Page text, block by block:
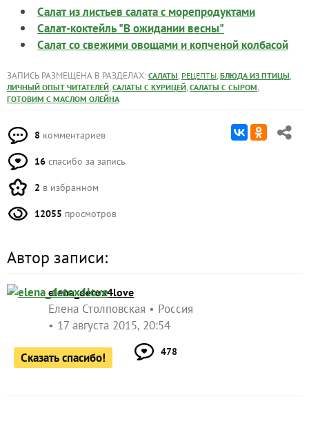
Салат из листьев салата с морепродуктами
Салат-коктейль "В ожидании весны"
Салат со свежими овощами и копченой колбасой
ЗАПИСЬ РАЗМЕЩЕНА В РАЗДЕЛАХ: САЛАТЫ, РЕЦЕПТЫ, БЛЮДА ИЗ ПТИЦЫ,
ЛИЧНЫЙ ОПЫТ ЧИТАТЕЛЕЙ, САЛАТЫ С КУРИЦЕЙ, САЛАТЫ С СЫРОМ,
ГОТОВИМ С МАСЛОМ ОЛЕЙНА
8 комментариев
16 спасибо за запись
2 в избранном
12055 просмотров
Автор записи:
elena_detox4love
Елена Столповская
Россия
17 августа 2015, 20:54
Сказать спасибо! 478